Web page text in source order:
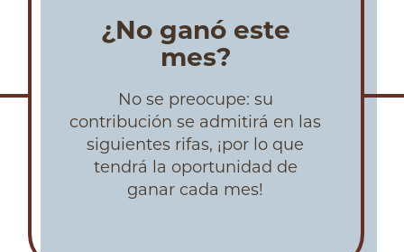
¿No ganó este
mes?
No se preocupe: su
contribución se admitirá en las
siguientes rifas, ¡por lo que
tendrá la oportunidad de
ganar cada mes!